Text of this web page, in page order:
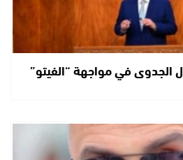
الجدوى في مواجهة “الفيتو”